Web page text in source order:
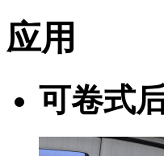
应用
可卷式